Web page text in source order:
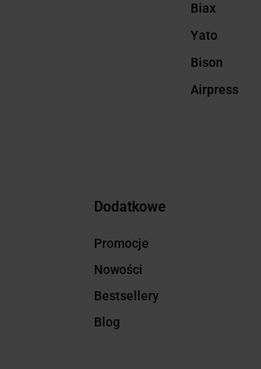
Biax
Yato
Bison
Airpress
Dodatkowe
Promocje
Nowości
Bestsellery
Blog